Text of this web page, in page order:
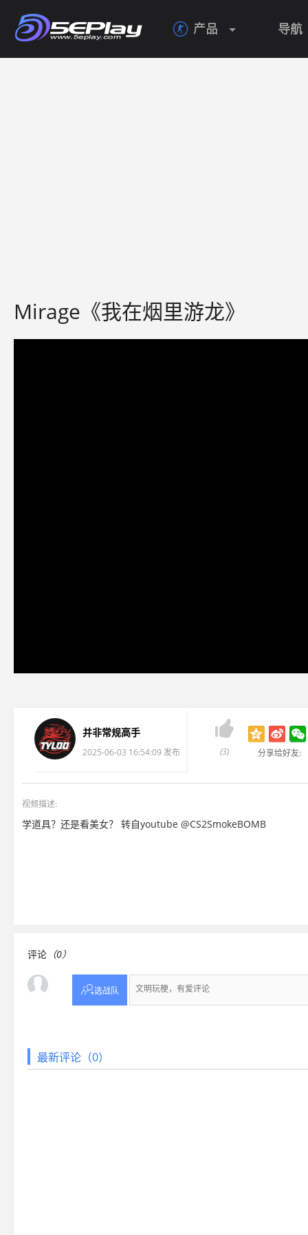
 产品 导航
Mirage《我在烟里游龙》
并非常规高手
2025-06-03 16:54:09 发布

(3) 分享给好友:
视频描述:
学道具？还是看美女？ 转自youtube @CS2SmokeBOMB
评论 （0）
选战队
最新评论（0）